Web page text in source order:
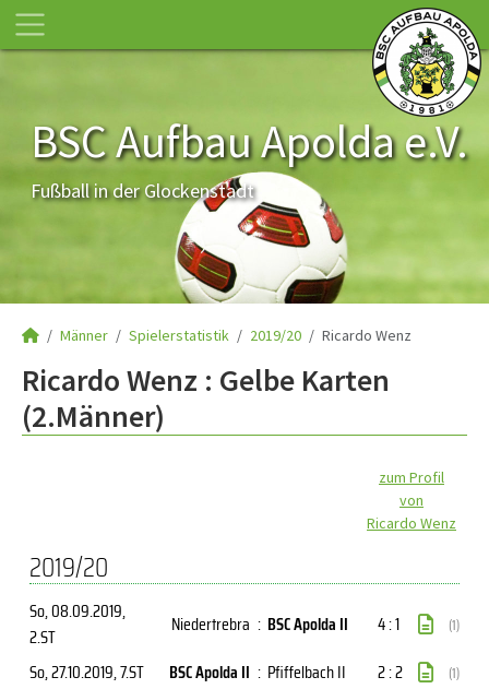
BSC Aufbau Apolda e.V.
Fußball in der Glockenstadt
Männer Spielerstatistik 2019/20 Ricardo Wenz
Ricardo Wenz : Gelbe Karten
(2.Männer)
zum Profil
von
Ricardo Wenz
2019/20
So, 08.09.2019,
2.ST
Niedertrebra : BSC Apolda II 4 : 1 (1)
So, 27.10.2019, 7.ST BSC Apolda II : Pfiffelbach II 2 : 2 (1)